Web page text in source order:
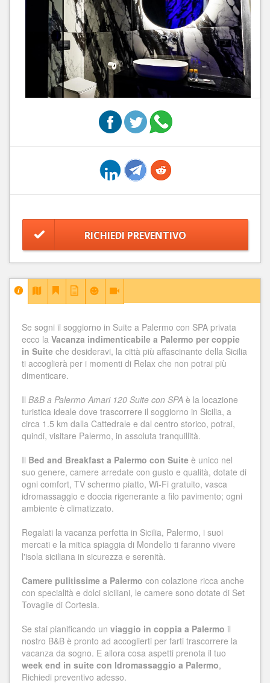
RICHIEDI PREVENTIVO
Se sogni il soggiorno in Suite a Palermo con SPA privata
ecco la Vacanza indimenticabile a Palermo per coppie
in Suite che desideravi, la città più affascinante della Sicilia
ti accoglierà per i momenti di Relax che non potrai più
dimenticare.
Il B&B a Palermo Amari 120 Suite con SPA è la locazione
turistica ideale dove trascorrere il soggiorno in Sicilia, a
circa 1.5 km dalla Cattedrale e dal centro storico, potrai,
quindi, visitare Palermo, in assoluta tranquillità.
Il Bed and Breakfast a Palermo con Suite è unico nel
suo genere, camere arredate con gusto e qualità, dotate di
ogni comfort, TV schermo piatto, Wi-Fi gratuito, vasca
idromassaggio e doccia rigenerante a filo pavimento; ogni
ambiente è climatizzato.
Regalati la vacanza perfetta in Sicilia, Palermo, i suoi
mercati e la mitica spiaggia di Mondello ti faranno vivere
l'isola siciliana in sicurezza e serenità.
Camere pulitissime a Palermo con colazione ricca anche
con specialità e dolci siciliani, le camere sono dotate di Set
Tovaglie di Cortesia.
Se stai pianificando un viaggio in coppia a Palermo il
nostro B&B è pronto ad accoglierti per farti trascorrere la
vacanza da sogno. E allora cosa aspetti prenota il tuo
week end in suite con Idromassaggio a Palermo,
Richiedi preventivo adesso.